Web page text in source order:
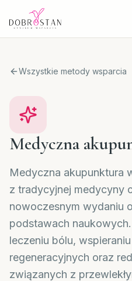
Wszystkie metody wsparcia
Medyczna
Medyczna akupunktura
z tradycyjnej medycyny
nowoczesnym wydaniu
podstawach
leczeniu bólu,
regeneracyjnych oraz
związanych z